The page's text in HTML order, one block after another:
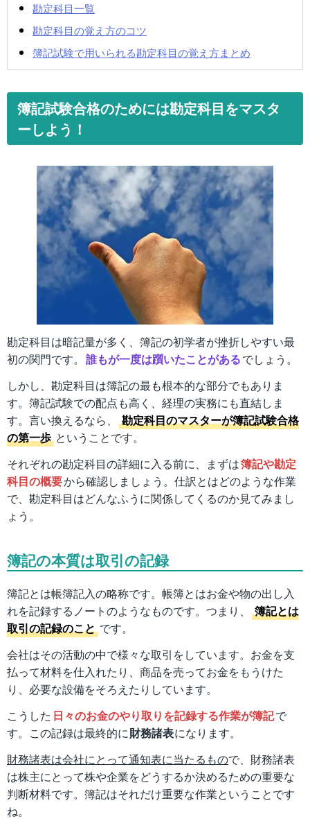
勘定科目一覧
勘定科目の覚え方のコツ
簿記試験で用いられる勘定科目の覚え方まとめ
簿記試験合格のためには勘定科目をマスタ
ーしよう！
勘定科目は暗記量が多く、簿記の初学者が挫折しやすい最
初の関門です。 誰もが一度は躓いたことがあるでしょう。
しかし、勘定科目は簿記の最も根本的な部分でもありま
す。簿記試験での配点も高く、経理の実務にも直結しま
す。言い換えるなら、
勘定科目のマスターが簿記試験合格
の第一歩 ということです。
それぞれの勘定科目の詳細に入る前に、まずは簿記や勘定
科目の概要から確認しましょう。仕訳とはどのような作業
で、勘定科目はどんなふうに関係してくるのか見てみまし
ょう。
簿記の本質は取引の記録
簿記とは帳簿記入の略称です。帳簿とはお金や物の出し入
れを記録するノートのようなものです。つまり、
簿記とは
取引の記録のこと です。
会社はその活動の中で様々な取引をしています。お金を支
払って材料を仕入れたり、商品を売ってお金をもうけた
り、必要な設備をそろえたりしています。
こうした 日々のお金のやり取りを記録する作業が簿記で
す。この記録は最終的に財務諸表になります。
財務諸表は会社にとって通知表に当たるもので、財務諸表
は株主にとって株や企業をどうするか決めるための重要な
判断材料です。簿記はそれだけ重要な作業ということです
ね。